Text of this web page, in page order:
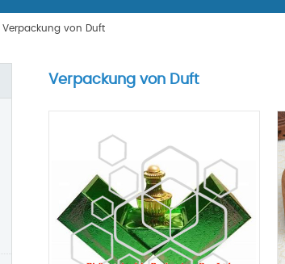
Verpackung von Duft
Verpackung von Duft